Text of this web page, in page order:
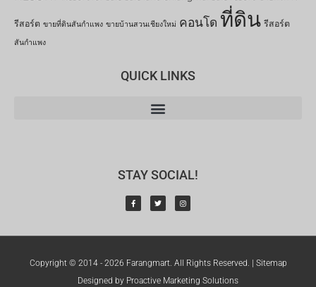
รีสอร์ต ขายที่ดินสันกำแพง ขายบ้านสวนเชียงใหม่ คอนโด ที่ดิน รีสอร์ต
สันกำแพง
QUICK LINKS
STAY SOCIAL!
Copyright © 2014 - 2026 Farangmart. All Rights Reserved. | Sitemap
Designed by Proactive Marketing Solutions